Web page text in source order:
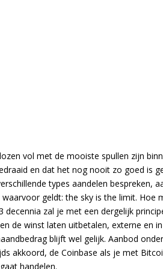
vol met de mooiste spullen zijn
en dat het nog nooit zo goed is
types aandelen bespreken,
geldt: the sky is the limit. Hoe
decennia zal je met een dergelijk
de winst laten uitbetalen, externe en
blijft wel gelijk. Aanbod
akkoord, de Coinbase als je met
handelen.